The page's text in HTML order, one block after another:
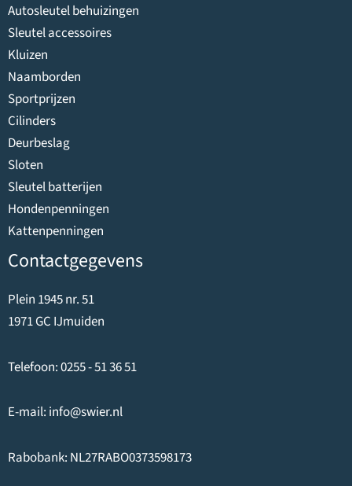
Autosleutel behuizingen
Sleutel accessoires
Kluizen
Naamborden
Sportprijzen
Cilinders
Deurbeslag
Sloten
Sleutel batterijen
Hondenpenningen
Kattenpenningen
Contactgegevens
Plein 1945 nr. 51
1971 GC IJmuiden
Telefoon:0255 - 51 36 51
E-mail: info@swier.nl
Rabobank: NL27RABO0373598173